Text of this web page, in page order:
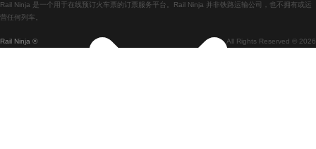
馬德里開往巴塞罗那的列車
Rail Ninja ® All Rights Reserved © 2026
Rail Ninja 是一个用于在线预订火车票的订票服务平台。Rail Ninja 并非铁路运输公司，也不拥有或运
营任何列车。